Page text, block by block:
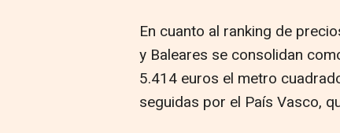
En cuanto al ranking de
y Baleares se consolidan
5.414 euros el metro
seguidas por el País Vasco,